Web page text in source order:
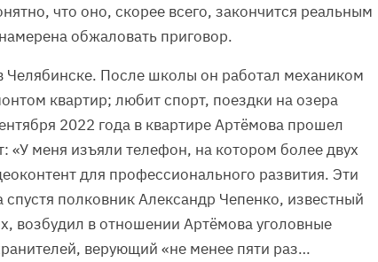
что оно, скорее всего, закончится реальным
обжаловать приговор.
Челябинске. После школы он работал механиком
квартир; любит спорт, поездки на озера
2022 года в квартире Артёмова прошел
«У меня изъяли телефон, на котором более двух
для профессионального развития. Эти
полковник Александр Чепенко, известный
возбудил в отношении Артёмова уголовные
верующий «не менее пяти раз…